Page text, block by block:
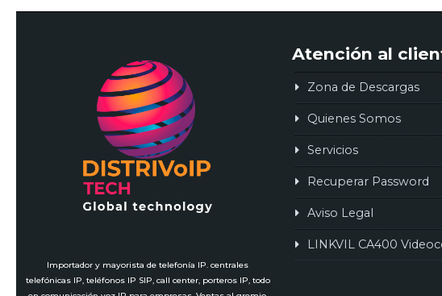
Importador y mayorista de telefonía IP. centrales
telefónicas IP, teléfonos IP SIP, call center, porteros IP, todo
Atención al
Zona de Descargas
Quienes Somos
Servicios
Recuperar Password
Aviso Legal
LINKVIL CA400